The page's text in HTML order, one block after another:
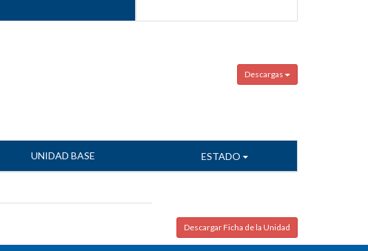
Descargas
UNIDAD BASE ESTADO
Descargar Ficha de la Unidad